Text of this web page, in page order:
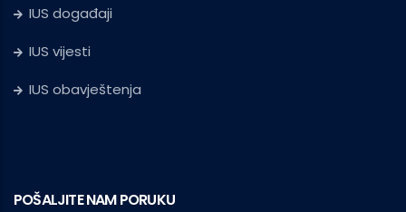
IUS događaji
IUS vijesti
IUS obavještenja
POŠALJITE NAM PORUKU